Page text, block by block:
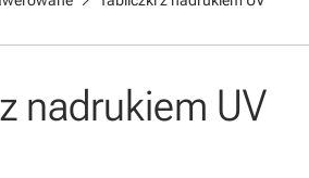
nadrukiem UV